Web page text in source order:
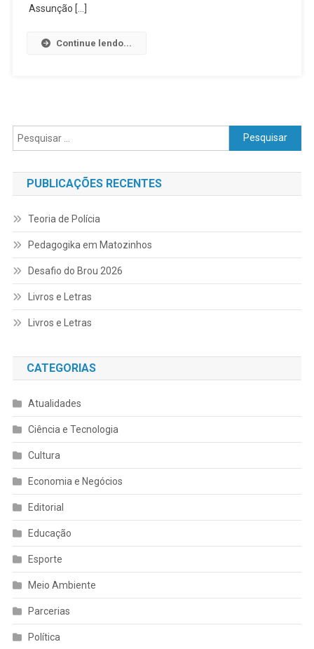
Assunção […]
Continue lendo...
Pesquisar
por:
PUBLICAÇÕES RECENTES
Teoria de Polícia
Pedagogika em Matozinhos
Desafio do Brou 2026
Livros e Letras
Livros e Letras
CATEGORIAS
Atualidades
Ciência e Tecnologia
Cultura
Economia e Negócios
Editorial
Educação
Esporte
Meio Ambiente
Parcerias
Política